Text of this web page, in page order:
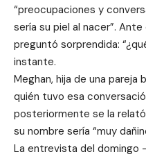
“preocupaciones y
sería su piel al nacer”.
preguntó sorprendida:
instante.
Meghan, hija de una
quién tuvo esa
posteriormente se la
su nombre sería “muy
La entrevista del domingo